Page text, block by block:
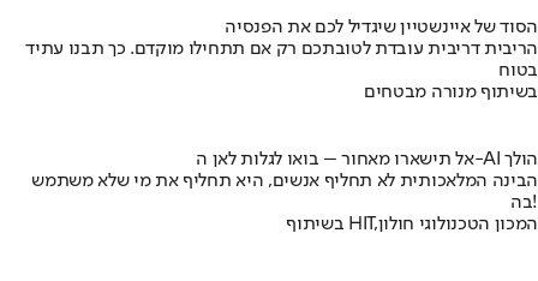
הסוד של איינשטיין שיגדיל לכם את הפנסיה
הריבית דריבית עובדת לטובתכם רק אם תתחילו מוקדם. כך תבנו עתיד
בטוח
בשיתוף מנורה מבטחים
אל תישארו מאחור – בואו לגלות לאן ה-AI הולך
הבינה המלאכותית לא תחליף אנשים, היא תחליף את מי שלא משתמש
בה!
בשיתוף HIT,המכון הטכנולוגי חולון